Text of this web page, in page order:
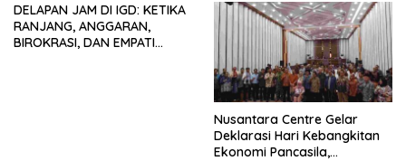
Siapapun
DELAPAN JAM DI IGD: KETIKA
RANJANG, ANGGARAN,
BIROKRASI, DAN EMPATI
Nusantara Centre Gelar
Deklarasi Hari Kebangkitan
Ekonomi Pancasila,